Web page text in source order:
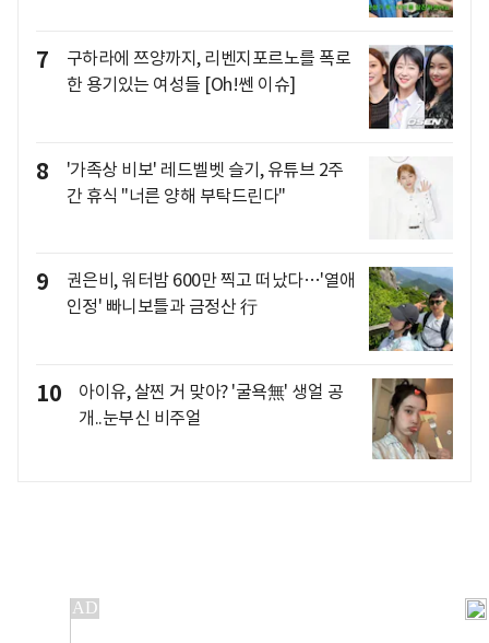
7
구하라에 쯔양까지, 리벤지포르노를 폭로
한 용기있는 여성들 [Oh!쎈 이슈]
8
'가족상 비보' 레드벨벳 슬기, 유튜브 2주
간 휴식 "너른 양해 부탁드린다"
9
권은비, 워터밤 600만 찍고 떠났다…'열애
인정' 빠니보틀과 금정산 行
10
아이유, 살찐 거 맞아? '굴욕無' 생얼 공
개..눈부신 비주얼